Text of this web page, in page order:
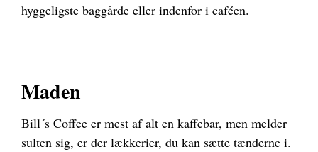
hyggeligste baggårde eller indenfor i caféen.
Maden
Bill´s Coffee er mest af alt en kaffebar, men melder
sulten sig, er der lækkerier, du kan sætte tænderne i.